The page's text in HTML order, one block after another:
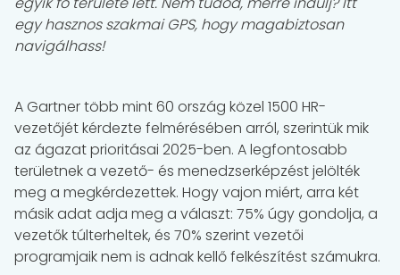
egy hasznos szakmai GPS, hogy magabiztosan
navigálhass!
A Gartner több mint 60 ország közel 1500 HR-
vezetőjét kérdezte felmérésében arról, szerintük mik
az ágazat prioritásai 2025-ben. A legfontosabb
területnek a vezető- és menedzserképzést jelölték
meg a megkérdezettek. Hogy vajon miért, arra két
másik adat adja meg a választ: 75% úgy gondolja, a
vezetők túlterheltek, és 70% szerint vezetői
programjaik nem is adnak kellő felkészítést számukra.